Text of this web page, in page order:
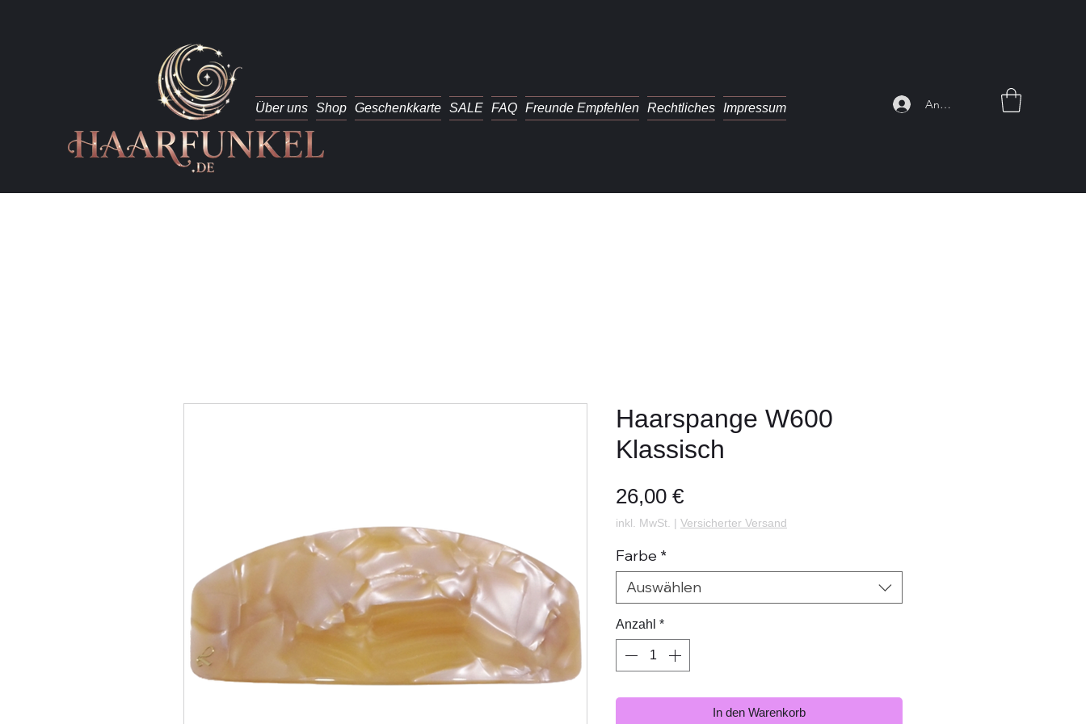
Über uns Shop Geschenkkarte SALE FAQ Freunde Empfehlen Rechtliches Impressum Anmelden
Haarspange W600
Klassisch
26,00 €Preis
inkl. MwSt. | Versicherter Versand
Farbe *
Auswählen
Anzahl *
In den Warenkorb